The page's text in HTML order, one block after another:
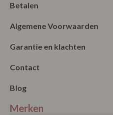
Betalen
Algemene Voorwaarden
Garantie en klachten
Contact
Blog
Merken